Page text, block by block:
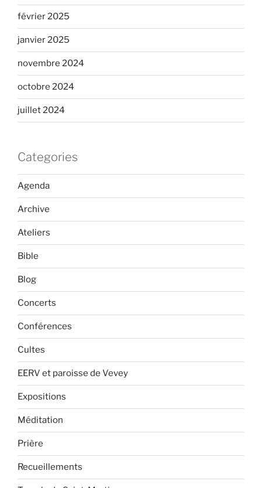
février 2025
janvier 2025
novembre 2024
octobre 2024
juillet 2024
Categories
Agenda
Archive
Ateliers
Bible
Blog
Concerts
Conférences
Cultes
EERV et paroisse de Vevey
Expositions
Méditation
Prière
Recueillements